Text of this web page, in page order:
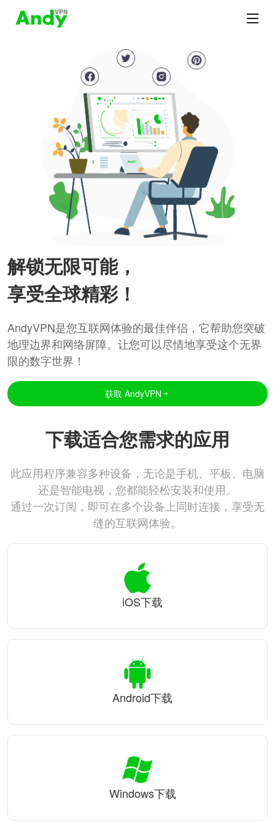
解锁无限可能，
享受全球精彩！
AndyVPN是您互联网体验的最佳伴侣，它帮助您突破
地理边界和网络屏障。让您可以尽情地享受这个无界
限的数字世界！
获取 AndyVPN
下载适合您需求的应用
此应用程序兼容多种设备，无论是手机、平板、电脑
还是智能电视，您都能轻松安装和使用。
通过一次订阅，即可在多个设备上同时连接，享受无
缝的互联网体验。
iOS下载
Android下载
Windows下载